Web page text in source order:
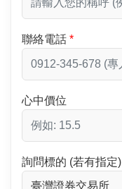
聯絡電話
心中價位
詢問標的 (若有指定)